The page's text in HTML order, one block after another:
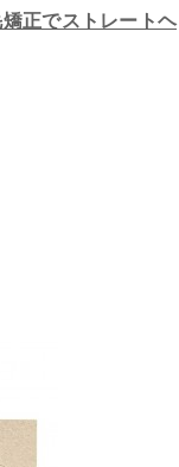
正でストレートヘ